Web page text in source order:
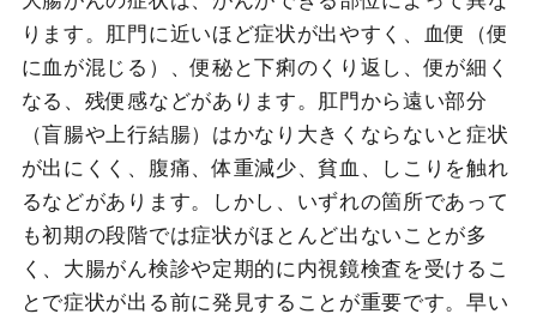
ります。肛門に近いほど症状が出やすく、血便（便
に血が混じる）、便秘と下痢のくり返し、便が細く
なる、残便感などがあります。肛門から遠い部分
（盲腸や上行結腸）はかなり大きくならないと症状
が出にくく、腹痛、体重減少、貧血、しこりを触れ
るなどがあります。しかし、いずれの箇所であって
も初期の段階では症状がほとんど出ないことが多
く、大腸がん検診や定期的に内視鏡検査を受けるこ
とで症状が出る前に発見することが重要です。早い